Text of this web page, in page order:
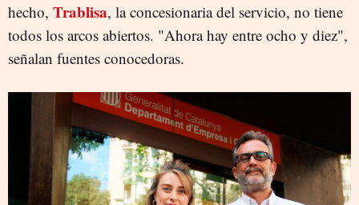
hecho, Trablisa, la concesionaria del servicio, no tiene
todos los arcos abiertos. "Ahora hay entre ocho y diez",
señalan fuentes conocedoras.